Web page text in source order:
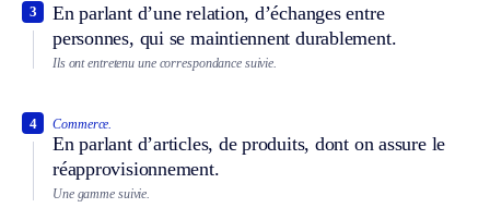
En parlant d’une relation, d’échanges entre
personnes, qui se maintiennent durablement.
3
Ils ont entretenu une correspondance suivie.
Commerce.
En parlant d’articles, de produits, dont on assure le
réapprovisionnement.
4
Une gamme suivie.